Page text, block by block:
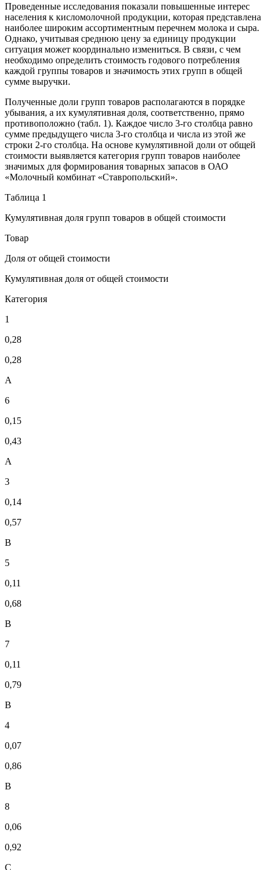
Проведенные исследования показали повышенные интерес
населения к кисломолочной продукции, которая представлена
наиболее широким ассортиментным перечнем молока и сыра.
Однако, учитывая среднюю цену за единицу продукции
ситуация может координально измениться. В связи, с чем
необходимо определить стоимость годового потребления
каждой группы товаров и значимость этих групп в общей
сумме выручки.
Полученные доли групп товаров располагаются в порядке
убывания, а их кумулятивная доля, соответственно, прямо
противоположно (табл. 1). Каждое число 3-го столбца равно
сумме предыдущего числа 3-го столбца и числа из этой же
строки 2-го столбца. На основе кумулятивной доли от общей
стоимости выявляется категория групп товаров наиболее
значимых для формирования товарных запасов в ОАО
«Молочный комбинат «Ставропольский».
Таблица 1
Кумулятивная доля групп товаров в общей стоимости
Товар
Доля от общей стоимости
Кумулятивная доля от общей стоимости
Категория
1
0,28
0,28
А
6
0,15
0,43
А
3
0,14
0,57
В
5
0,11
0,68
В
7
0,11
0,79
В
4
0,07
0,86
В
8
0,06
0,92
С